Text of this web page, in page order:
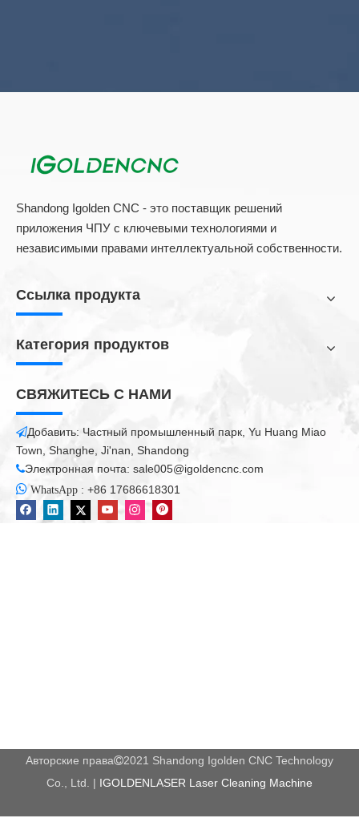
Shandong Igolden CNC - это поставщик решений
приложения ЧПУ с ключевыми технологиями и
независимыми правами интеллектуальной собственности.
Ссылка продукта
Категория продуктов
СВЯЖИТЕСЬ С НАМИ
Добавить: Частный промышленный парк, Yu Huang Miao
Town, Shanghe, Ji'nan, Shandong
Электронная почта: sale005@igoldencnc.com
 WhatsApp : +86 17686618301
Авторские права2021 Shandong Igolden CNC Technology
Co., Ltd. | IGOLDENLASER Laser Cleaning Machine